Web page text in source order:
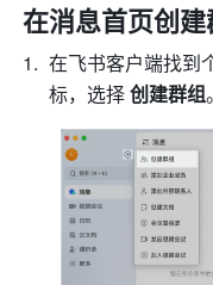
在消息首页创
在飞书客户端找到
标，选择 创建群组。